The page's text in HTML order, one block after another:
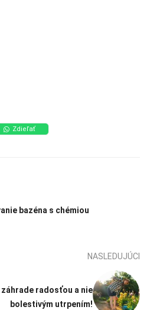
Zdieľať
bazéna s chémiou
NASLEDUJÚCI
záhrade radosťou a nie
bolestivým utrpením!